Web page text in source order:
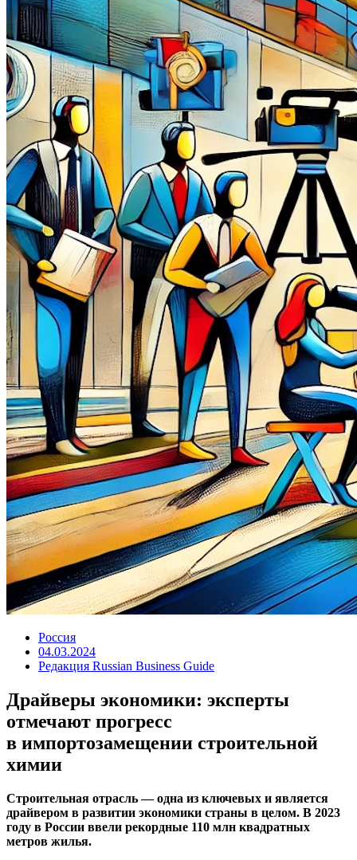
Россия
04.03.2024
Редакция Russian Business Guide
Драйверы экономики: эксперты
отмечают прогресс
в импортозамещении строительной
химии
Строительная отрасль — одна из ключевых и является
драйвером в развитии экономики страны в целом. В 2023
году в России ввели рекордные 110 млн квадратных
метров жилья.